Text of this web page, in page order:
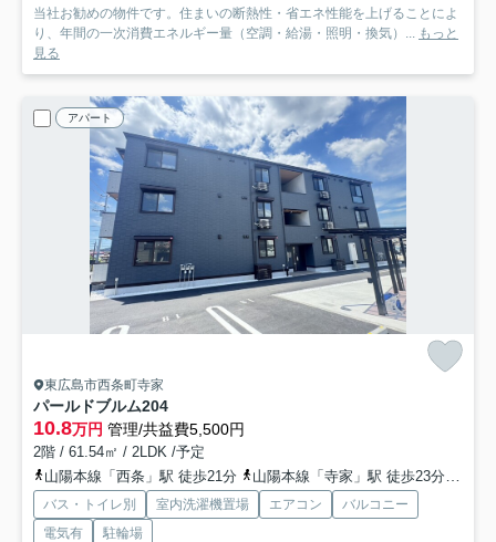
当社お勧めの物件です。住まいの断熱性・省エネ性能を上げることによ
り、年間の一次消費エネルギー量（空調・給湯・照明・換気）... もっと
見る
アパート
東広島市西条町寺家
パールドブルム204
10.8万円 管理/共益費5,500円
2階 / 61.54㎡ / 2LDK /予定
山陽本線「西条」駅 徒歩21分
山陽本線「寺家」駅 徒歩23分
バス・トイレ別 室内洗濯機置場 エアコン
バルコニー
電気有
駐輪場